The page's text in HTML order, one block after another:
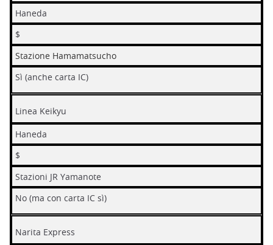
Haneda
$
Stazione Hamamatsucho
Sì (anche carta IC)
Linea Keikyu
Haneda
$
Stazioni JR Yamanote
No (ma con carta IC sì)
Narita Express